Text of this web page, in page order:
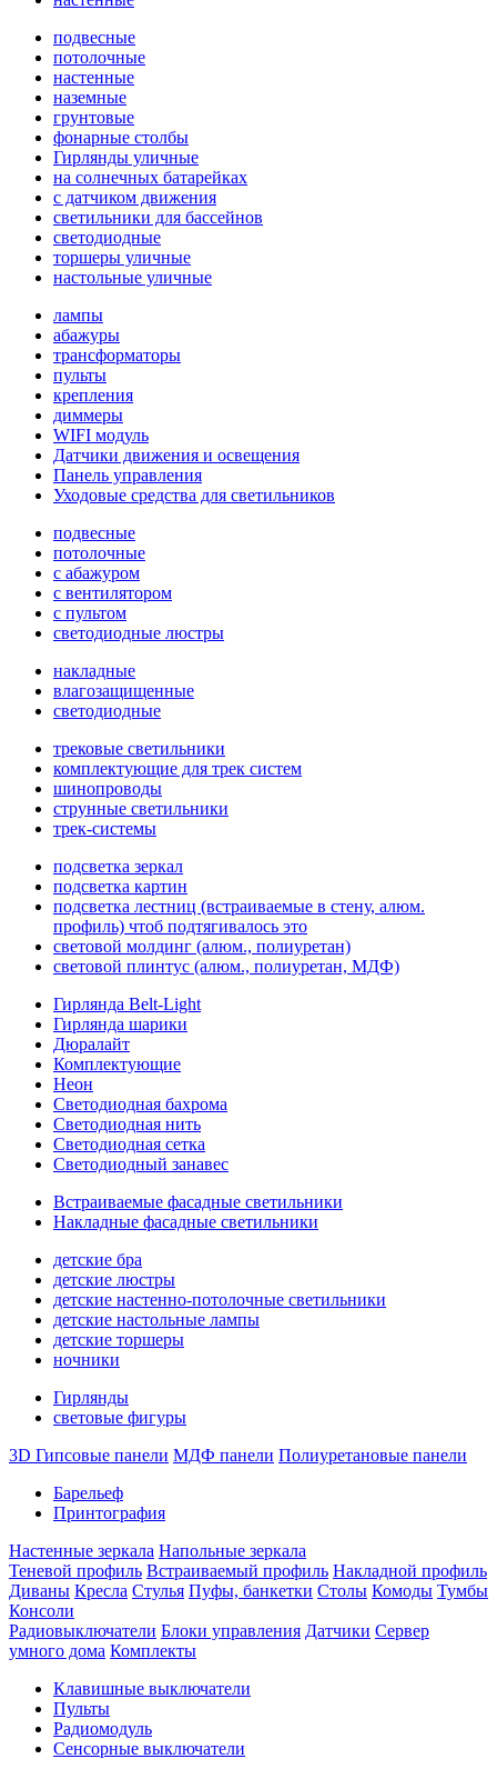
подвесные
потолочные
настенные
наземные
грунтовые
фонарные столбы
Гирлянды уличные
на солнечных батарейках
с датчиком движения
светильники для бассейнов
светодиодные
торшеры уличные
настольные уличные
лампы
абажуры
трансформаторы
пульты
крепления
диммеры
WIFI модуль
Датчики движения и освещения
Панель управления
Уходовые средства для светильников
подвесные
потолочные
с абажуром
с вентилятором
с пультом
светодиодные люстры
накладные
влагозащищенные
светодиодные
трековые светильники
комплектующие для трек систем
шинопроводы
струнные светильники
трек-системы
подсветка зеркал
подсветка картин
подсветка лестниц (встраиваемые в стену, алюм.
профиль) чтоб подтягивалось это
световой молдинг (алюм., полиуретан)
световой плинтус (алюм., полиуретан, МДФ)
Гирлянда Belt-Light
Гирлянда шарики
Дюралайт
Комплектующие
Неон
Светодиодная бахрома
Светодиодная нить
Светодиодная сетка
Светодиодный занавес
Встраиваемые фасадные светильники
Накладные фасадные светильники
детские бра
детские люстры
детские настенно-потолочные светильники
детские настольные лампы
детские торшеры
ночники
Гирлянды
световые фигуры
3D Гипсовые панели МДФ панели Полиуретановые панели
Барельеф
Принтография
Настенные зеркала Напольные зеркала
Теневой профиль Встраиваемый профиль Накладной профиль
Диваны Кресла Стулья Пуфы, банкетки Столы Комоды Тумбы
Консоли
Радиовыключатели Блоки управления Датчики Сервер
умного дома Комплекты
Клавишные выключатели
Пульты
Радиомодуль
Сенсорные выключатели